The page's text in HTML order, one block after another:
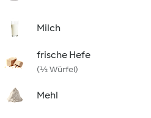
Milch
frische Hefe
(½ Würfel)
Mehl